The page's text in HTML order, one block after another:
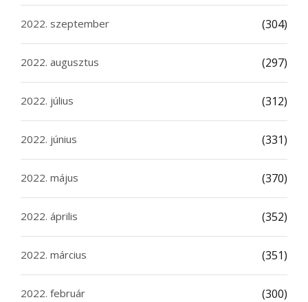
2022. szeptember (304)
2022. augusztus (297)
2022. július (312)
2022. június (331)
2022. május (370)
2022. április (352)
2022. március (351)
2022. február (300)